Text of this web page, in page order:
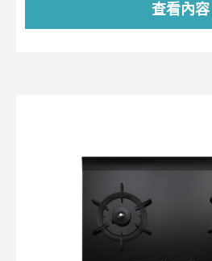
查看內容